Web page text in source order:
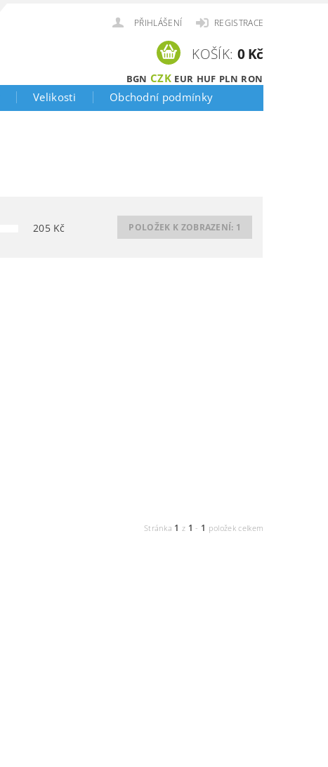
PŘIHLÁŠENÍ REGISTRACE
BGN CZK EUR HUF PLN RON
KOŠÍK: 0 Kč
Velikosti Obchodní podmínky
205Kč POLOŽEK K ZOBRAZENÍ: 1
Stránka 1 z 1 - 1 položek celkem